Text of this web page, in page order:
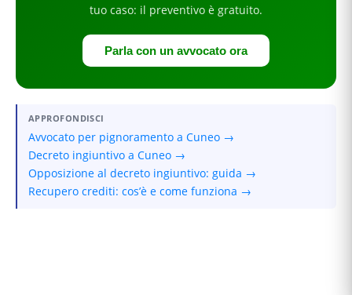
tuo caso: il preventivo è gratuito.
Parla con un avvocato ora
APPROFONDISCI
Avvocato per pignoramento a Cuneo →
Decreto ingiuntivo a Cuneo →
Opposizione al decreto ingiuntivo: guida →
Recupero crediti: cos’è e come funziona →